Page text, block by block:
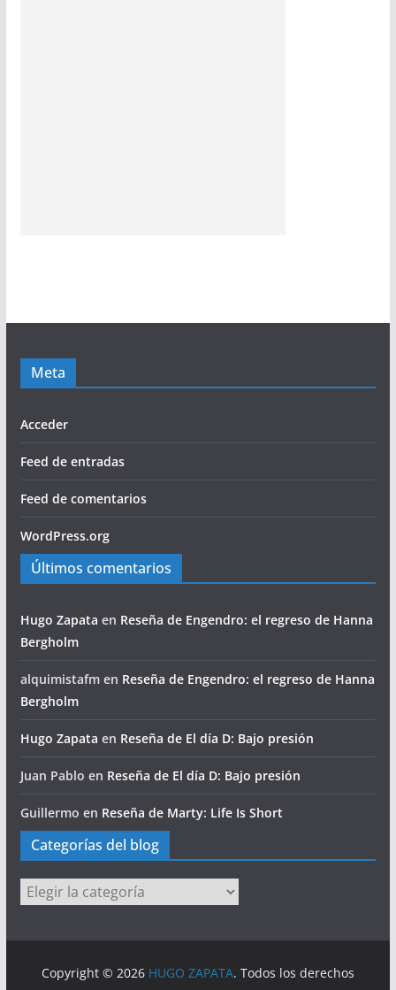
Meta
Acceder
Feed de entradas
Feed de comentarios
WordPress.org
Últimos comentarios
Hugo Zapata en Reseña de Engendro: el regreso de Hanna
Bergholm
alquimistafmen Reseña de Engendro: el regreso de Hanna
Bergholm
Hugo Zapata en Reseña de El día D: Bajo presión
Juan Pablo en Reseña de El día D: Bajo presión
Guillermo en Reseña de Marty: Life Is Short
Categorías del blog
Categorías
del
Copyright © 2026 HUGO ZAPATA. Todos los derechos